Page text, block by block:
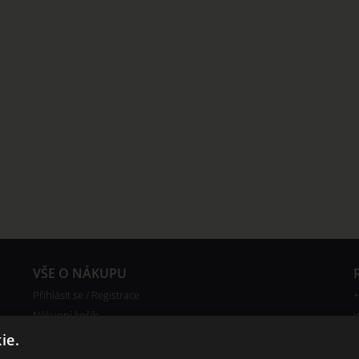
VŠE O NÁKUPU
Přihlásit se / Registrace
Nákupní košík